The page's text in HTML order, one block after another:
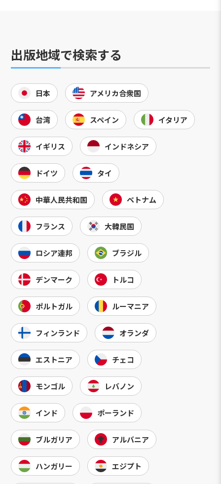
出版地域で検索する
日本 アメリカ合衆国
台湾 スペイン イタリア
イギリス インドネシア
ドイツ タイ
中華人民共和国 ベトナム
フランス 大韓民国
ロシア連邦 ブラジル
デンマーク トルコ
ポルトガル ルーマニア
フィンランド オランダ
エストニア チェコ
モンゴル レバノン
インド ポーランド
ブルガリア アルバニア
ハンガリー エジプト